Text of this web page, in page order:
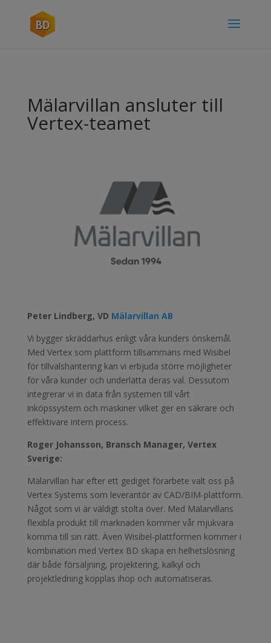
Mälarvillan ansluter till
Vertex-teamet
Peter Lindberg, VD Mälarvillan AB
Vi bygger skräddarhus enligt våra kunders önskemål.
Med Vertex som plattform tillsammans med Wisibel
för tillvalshantering kan vi erbjuda större möjligheter
för våra kunder och underlätta deras val. Dessutom
integrerar vi in data från systemen till vårt
inköpssystem och maskiner vilket ger en säkrare och
effektivare intern process.
Roger Johansson, Bransch Manager, Vertex
Sverige:
Mälarvillan har efter ett gediget förarbete valt oss på
Vertex Systems som leverantör av CAD/BIM-plattform.
Något som vi är väldigt stolta över. Med Mälarvillans
flexibla produkt till marknaden kommer vår mjukvara
komma till sin rätt. Även Wisibel-plattformen kommer i
kombination med Vertex BD skapa en helhetslösning
där både försäljning, projektering, kalkyl och
projektledning kopplas ihop och automatiseras.